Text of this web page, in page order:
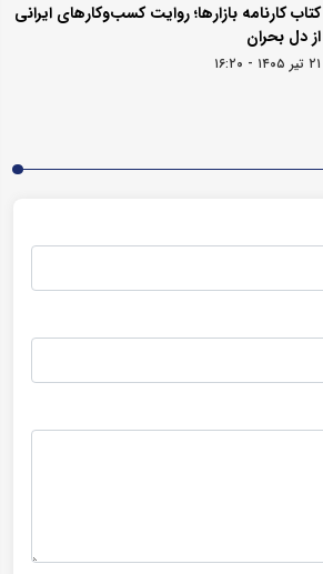
کتاب کارنامه بازارها؛ روایت کسب‌و‌کارهای ایرانی
از دل بحران
۲۱ تیر ۱۴۰۵ - ۱۶:۲۰